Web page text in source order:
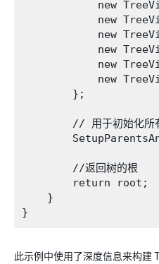
new
new
new
new
new
new
        };
// 用于初始化
        //返回树的根
        return root;
    }
此示例中使用了深度信息来构建